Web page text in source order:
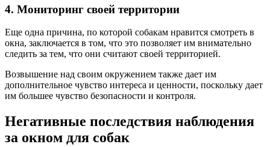
4. Мониторинг своей территории
Еще одна причина, по которой собакам нравится смотреть в
окна, заключается в том, что это позволяет им внимательно
следить за тем, что они считают своей территорией.
Возвышение над своим окружением также дает им
дополнительное чувство интереса и ценности, поскольку дает
им большее чувство безопасности и контроля.
Негативные последствия наблюдения
за окном для собак